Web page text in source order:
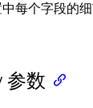
每个字段的
参数